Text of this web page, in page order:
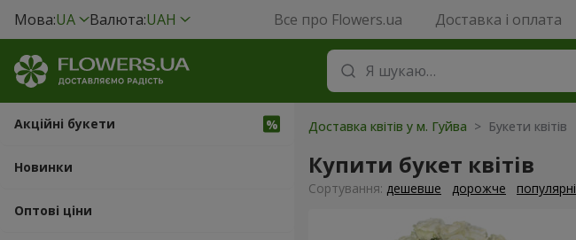
Мова:UA Валюта:UAH Все про Flowers.ua Доставка і оплата
Акційні букети
Новинки
Оптові ціни
Доставка квітів у м. Гуйва > Букети квітів
Купити букет квітів
Сортування: дешевше дорожче популярні